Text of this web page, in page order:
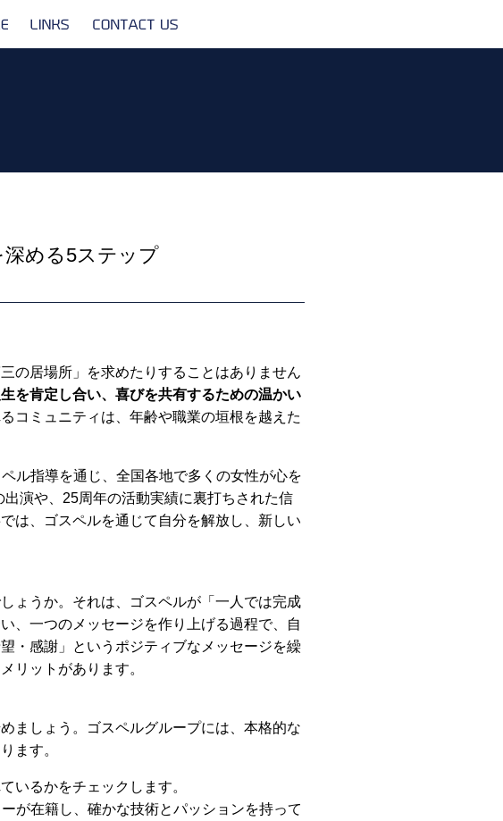
める5ステップ
の居場所」を求めたりすることはありません
を肯定し合い、喜びを共有するための温かい
コミュニティは、年齢や職業の垣根を越えた
ル指導を通じ、全国各地で多くの女性が心を
演や、25周年の活動実績に裏打ちされた信
は、ゴスペルを通じて自分を解放し、新しい
ょうか。それは、ゴスペルが「一人では完成
、一つのメッセージを作り上げる過程で、自
・感謝」というポジティブなメッセージを繰
リットがあります。
ましょう。ゴスペルグループには、本格的な
ます。
いるかをチェックします。
が在籍し、確かな技術とパッションを持って